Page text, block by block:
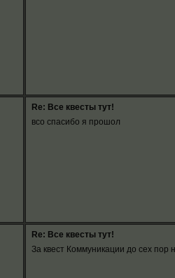
Re: Все квесты тут!
всо спасибо я прошол
Re: Все квесты тут!
За квест Коммуникации до сех пор